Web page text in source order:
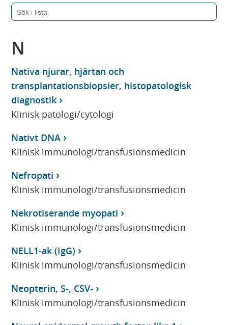
N
Nativa njurar, hjärtan och
transplantationsbiopsier, histopatologisk
diagnostik
Klinisk patologi/cytologi
Nativt DNA
Klinisk immunologi/transfusionsmedicin
Nefropati
Klinisk immunologi/transfusionsmedicin
Nekrotiserande myopati
Klinisk immunologi/transfusionsmedicin
NELL1-ak (IgG)
Klinisk immunologi/transfusionsmedicin
Neopterin, S-, CSV-
Klinisk immunologi/transfusionsmedicin